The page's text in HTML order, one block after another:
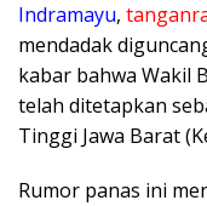
Indramayu,
mendadak
kabar bahwa Wakil
telah ditetapkan
Tinggi Jawa Barat
Rumor panas ini